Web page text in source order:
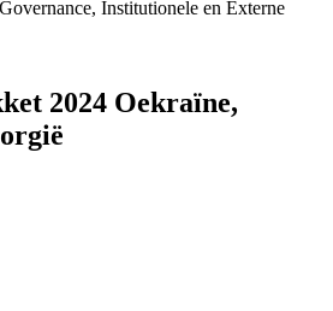
Institutionele en Externe
2024 Oekraïne,